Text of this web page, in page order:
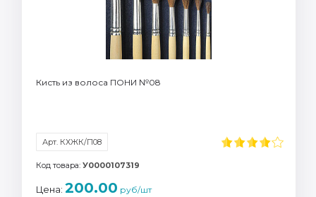
Кисть из волоса ПОНИ №08
Арт. КХЖК/П08
Код товара: У0000107319
Цена: 200.00 руб/шт